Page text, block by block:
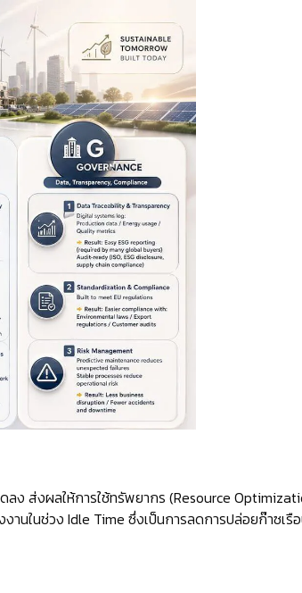
ลง ส่งผลให้การใช้ทรัพยากร (Resource
นในช่วง Idle Time ซึ่งเป็นการลดการปล่อยก๊าซเรื